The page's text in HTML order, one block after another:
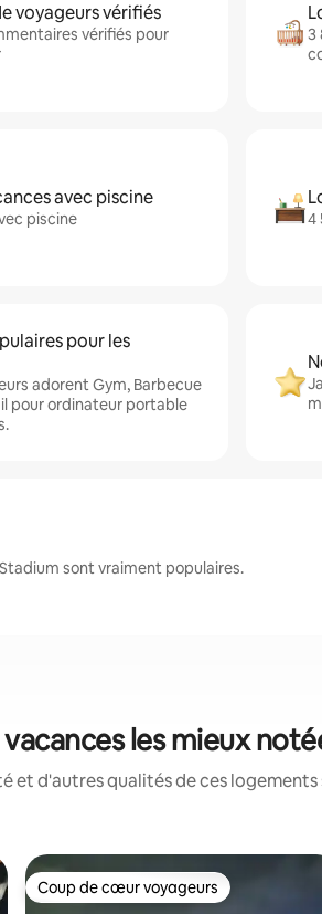
voyageurs vérifiés
vérifiés pour
3
avec piscine
piscine 4
pour les
adorent Gym, Barbecue
pour ordinateur portable
sont vraiment populaires.
les mieux
et d'autres qualités de ces
Coup de cœur voyageurs
Coup de cœur voyageurs